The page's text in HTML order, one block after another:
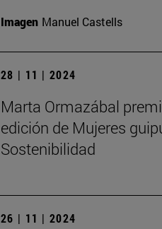
Imagen Manuel Castells
28 | 11 | 2024
Marta Ormazábal
edición de Mujeres
Sostenibilidad
26 | 11 | 2024